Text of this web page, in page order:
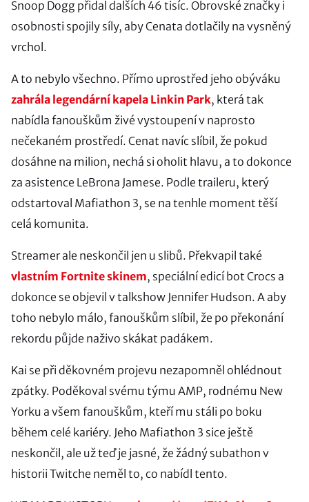
Snoop Dogg přidal dalších 46 tisíc. Obrovské značky i
osobnosti spojily síly, aby Cenata dotlačily na vysněný
vrchol.
A to nebylo všechno. Přímo uprostřed jeho obýváku
zahrála legendární kapela Linkin Park, která tak
nabídla fanouškům živé vystoupení v naprosto
nečekaném prostředí. Cenat navíc slíbil, že pokud
dosáhne na milion, nechá si oholit hlavu, a to dokonce
za asistence LeBrona Jamese. Podle traileru, který
odstartoval Mafiathon 3, se na tenhle moment těší
celá komunita.
Streamer ale neskončil jen u slibů. Překvapil také
vlastním Fortnite skinem, speciální edicí bot Crocs a
dokonce se objevil v talkshow Jennifer Hudson. A aby
toho nebylo málo, fanouškům slíbil, že po překonání
rekordu půjde naživo skákat padákem.
Kai se při děkovném projevu nezapomněl ohlédnout
zpátky. Poděkoval svému týmu AMP, rodnému New
Yorku a všem fanouškům, kteří mu stáli po boku
během celé kariéry. Jeho Mafiathon 3 sice ještě
neskončil, ale už teď je jasné, že žádný subathon v
historii Twitche neměl to, co nabídl tento.